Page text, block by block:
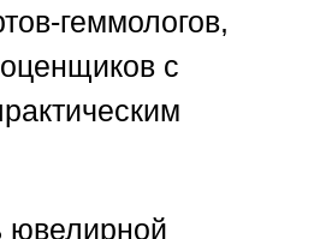
геммологов,
с
ювелирной